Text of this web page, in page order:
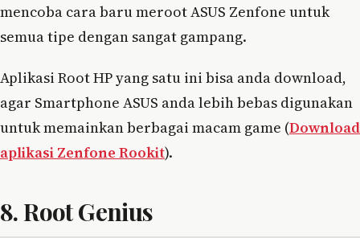
mencoba cara baru meroot ASUS Zenfone untuk
semua tipe dengan sangat gampang.
Aplikasi Root HP yang satu ini bisa anda download,
agar Smartphone ASUS anda lebih bebas digunakan
untuk memainkan berbagai macam game (Download
aplikasi Zenfone Rookit).
8. Root Genius